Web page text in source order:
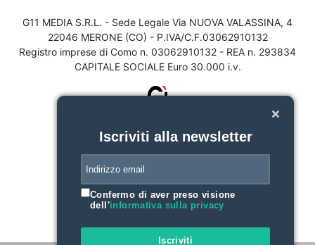
G11 MEDIA S.R.L. - Sede Legale Via NUOVA VALASSINA, 4
22046 MERONE (CO) - P.IVA/C.F.03062910132
Registro imprese di Como n. 03062910132 - REA n. 293834
CAPITALE SOCIALE Euro 30.000 i.v.
Iscriviti alla newsletter
Confermo di aver preso visione
dell'informativa sulla privacy
Iscriviti